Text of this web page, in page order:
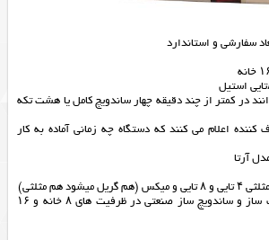
سفارشی و استاندارد
در کمتر از چند دقیقه چهار ساندویچ کامل یا هشت تکه
اعلام می کنند که دستگاه چه زمانی آماده به کار
هم مثلثی)
تهیه و تولید دستگاه اسنک ساز و ساندویچ ساز صنعتی در ظرفیت های ۸ خانه و ۱۶